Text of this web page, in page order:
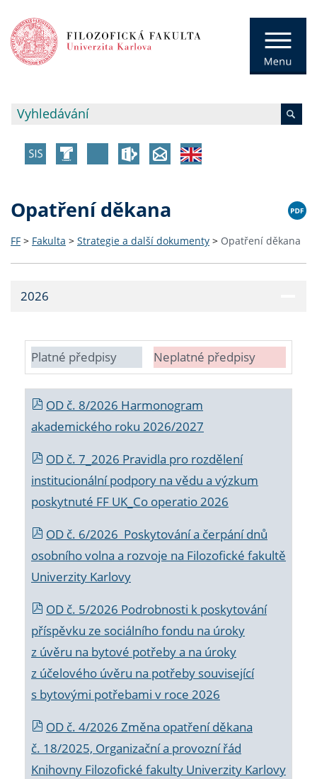
Opatření děkana
FF > Fakulta > Strategie a další dokumenty > Opatření děkana
2026
Platné předpisy Neplatné předpisy
OD č. 8/2026 Harmonogram
akademického roku 2026/2027
OD č. 7_2026 Pravidla pro rozdělení
institucionální podpory na vědu a výzkum
poskytnuté FF UK_Co operatio 2026
OD č. 6/2026 Poskytování a čerpání dnů
osobního volna a rozvoje na Filozofické fakultě
Univerzity Karlovy
OD č. 5/2026 Podrobnosti k poskytování
příspěvku ze sociálního fondu na úroky
z úvěru na bytové potřeby a na úroky
z účelového úvěru na potřeby související
s bytovými potřebami v roce 2026
OD č. 4/2026 Změna opatření děkana
č. 18/2025, Organizační a provozní řád
Knihovny Filozofické fakulty Univerzity Karlovy